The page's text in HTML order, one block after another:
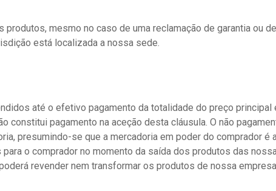
mesmo no caso de uma reclamação de garantia ou
está localizada a nossa sede.
até o efetivo pagamento da totalidade do preço principal
constitui pagamento na aceção desta cláusula. O não
presumindo-se que a mercadoria em poder do comprador é
o comprador no momento da saída dos produtos das
revender nem transformar os produtos de nossa